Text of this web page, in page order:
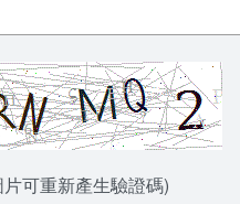
可重新產生驗證碼)